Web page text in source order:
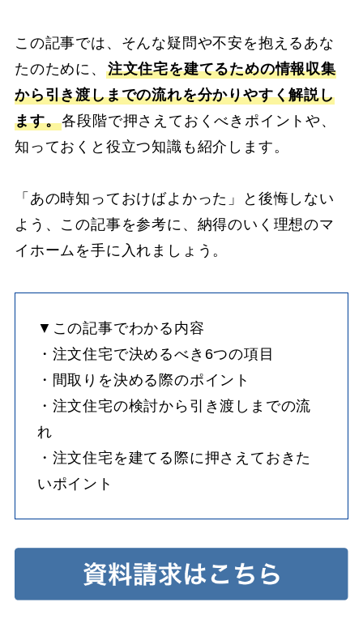
この記事では、そんな疑問や不安を抱えるあな
たのために、 注文住宅を建てるための情報収集
から引き渡しまでの流れを分かりやすく解説し
ます。各段階で押さえておくべきポイントや、
知っておくと役立つ知識も紹介します。
「あの時知っておけばよかった」と後悔しない
よう、この記事を参考に、納得のいく理想のマ
イホームを手に入れましょう。
▼この記事でわかる内容
・注文住宅で決めるべき6つの項目
・間取りを決める際のポイント
・注文住宅の検討から引き渡しまでの流
れ
・注文住宅を建てる際に押さえておきた
いポイント